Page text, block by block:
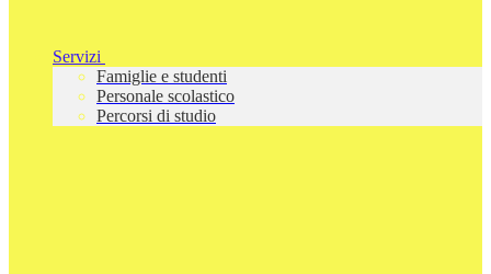
Servizi
Famiglie e studenti
Personale scolastico
Percorsi di studio